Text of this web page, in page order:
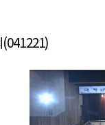
(041221)